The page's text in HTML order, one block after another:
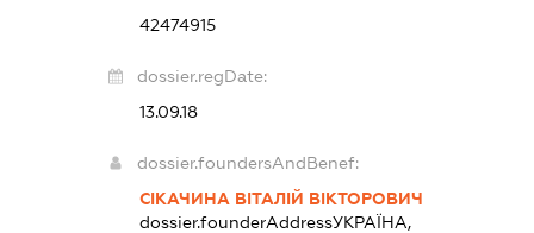
42474915
dossier.regDate:
13.09.18
dossier.foundersAndBenef:
СІКАЧИНА ВІТАЛІЙ ВІКТОРОВИЧ
dossier.founderAddressУКРАЇНА,